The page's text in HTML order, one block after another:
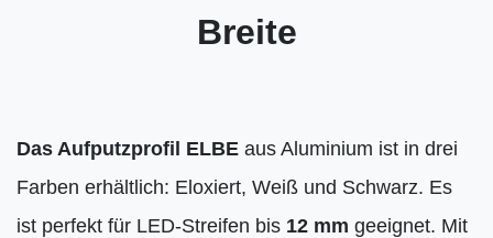
Breite
Das Aufputzprofil ELBE aus Aluminium ist in drei
Farben erhältlich: Eloxiert, Weiß und Schwarz. Es
ist perfekt für LED-Streifen bis 12 mm geeignet. Mit